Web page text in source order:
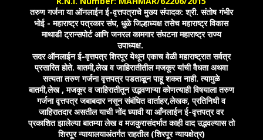
तरुण गर्जना या ऑनलाईन ई-वृत्तपत्राचे मुख्य संपादक: श्री. संतोष गंभीर
भोई - महाराष्ट्र पत्रकार संघ, धुळे जिल्हाध्यक्ष तसेच महाराष्ट्र विकास
माथाडी ट्रान्सपोर्ट आणि जनरल कामगार संघटना महाराष्ट्र राज्य
उपाध्यक्ष.
सदर ऑनलाईन ई-वृत्तपत्र शिरपूर येथून एकाच वेळी महाराष्ट्रात सर्वत्र
प्रसारित होते. बातमी,लेख व जाहिरातीतील मजकूर यांची वैधता अथवा
सत्यता तरुण गर्जना वृत्तपत्र पडताळून पाहू शकत नाही. त्यामुळे
बातमी,लेख , मजकूर व जाहिरातीतून उद्भवणाऱ्या कोणत्याही विषयाला तरुण
गर्जना वृत्तपत्र जबाबदार नसून संबंधित वार्ताहर,लेखक, प्रतिनिधी व
जाहिरातदार असतील याची नोंद घ्यावी या आँनलाईन ई-वृत्तपत्र वर
प्रकाशित झालेल्या बातम्या लेख व मजकुरासंदर्भात काही वाद उद्भवल्यास तो
शिरपूर न्यायालयाअंतर्गत राहतील (शिरपूर न्यायक्षेत्र)